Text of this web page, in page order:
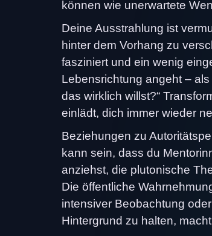
können wie unerwartete
Deine Ausstrahlung ist
hinter dem Vorhang zu
fasziniert und ein wenig
Lebensrichtung angeht –
das wirklich willst?“
einlädt, dich immer wieder
Beziehungen zu
kann sein, dass du
anziehst, die plutonische
Die öffentliche
intensiver Beobachtung
Hintergrund zu halten,